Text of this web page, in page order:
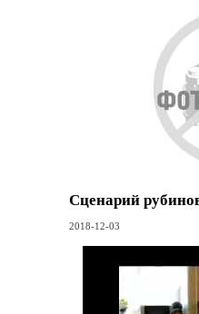
Сценарий
2018-12-03